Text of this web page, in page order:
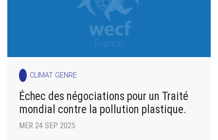
CLIMAT GENRE
Échec des négociations pour un Traité
mondial contre la pollution plastique.
MER 24 SEP 2025